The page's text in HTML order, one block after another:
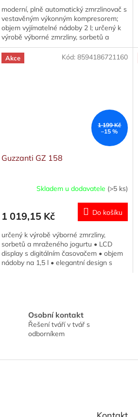
moderní, plně automatický zmrzlinovač s
vestavěným výkonným kompresorem;
objem vyjímatelné nádoby 2 l; určený k
výrobě výborné zmrzliny, sorbetů a
mraženého jogurtu; úsporný...
Akce
1 199 Kč
–15 %
Guzzanti GZ 158
Skladem u dodavatele (>5 ks)
1 019,15 Kč Do košíku
určený k výrobě výborné zmrzliny,
sorbetů a mraženého jogurtu • LCD
display s digitálním časovačem • objem
nádoby na 1,5 l • elegantní design s
Kód: 8594186721160
Osobní kontakt
Řešení tváří v tvář s
odborníkem